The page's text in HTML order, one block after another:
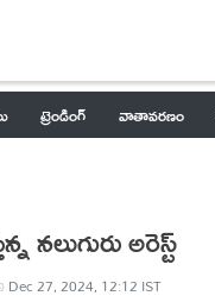
ట్రెండింగ్ వాతావరణం
నలుగురు అరెస్ట్
Dec 27, 2024, 12:12 IST